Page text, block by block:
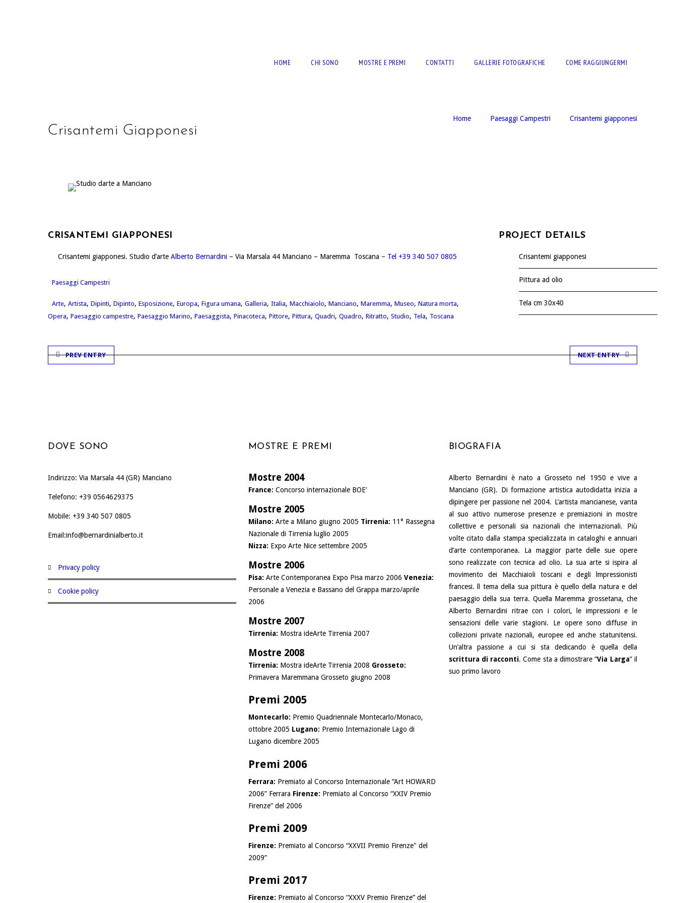
HOME CHI SONO MOSTRE E PREMI CONTATTI GALLERIE FOTOGRAFICHE COME RAGGIUNGERMI
Crisantemi Giapponesi
Home Paesaggi Campestri Crisantemi giapponesi
CRISANTEMI GIAPPONESI
Crisantemi giapponesi. Studio d’arte Alberto Bernardini– Via Marsala 44 Manciano – Maremma Toscana – Tel +39 340 507 0805
Paesaggi Campestri
Arte, Artista, Dipinti, Dipinto, Esposizione, Europa, Figura umana, Galleria, Italia, Macchiaiolo, Manciano, Maremma, Museo, Natura morta,
Opera, Paesaggio campestre, Paesaggio Marino, Paesaggista, Pinacoteca, Pittore, Pittura, Quadri, Quadro, Ritratto, Studio, Tela, Toscana
PROJECT DETAILS
Crisantemi giapponesi
Pittura ad olio
Tela cm 30x40
PREV ENTRY NEXT ENTRY
DOVE SONO
Indirizzo: Via Marsala 44 (GR) Manciano
Telefono: +39 0564629375
Mobile: +39 340 507 0805
Email:info@bernardinialberto.it
privacy policy
cookie policy
MOSTRE E PREMI
Mostre 2004
France: Concorso internazionale BOE’
Mostre 2005
Milano: Arte a Milano giugno 2005 Tirrenia: 11° Rassegna
Nazionale di Tirrenia luglio 2005
Nizza: Expo Arte Nice settembre 2005
Mostre 2006
Pisa: Arte Contemporanea Expo Pisa marzo 2006 Venezia:
Personale a Venezia e Bassano del Grappa marzo/aprile
2006
Mostre 2007
Tirrenia: Mostra ideArte Tirrenia 2007
Mostre 2008
Tirrenia: Mostra ideArte Tirrenia 2008 Grosseto:
Primavera Maremmana Grosseto giugno 2008
Premi 2005
Montecarlo: Premio Quadriennale Montecarlo/Monaco,
ottobre 2005 Lugano: Premio Internazionale Lago di
Lugano dicembre 2005
Premi 2006
Ferrara: Premiato al Concorso Internazionale “Art HOWARD
2006” Ferrara Firenze: Premiato al Concorso “XXIV Premio
Firenze” del 2006
Premi 2009
Firenze: Premiato al Concorso “XXVII Premio Firenze" del
2009”
Premi 2017
Firenze: Premiato al Concorso “XXXV Premio Firenze” del
BIOGRAFIA
Alberto Bernardini è nato a Grosseto nel 1950 e vive a
Manciano (GR). Di formazione artistica autodidatta inizia a
dipingere per passione nel 2004. L’artista mancianese, vanta
al suo attivo numerose presenze e premiazioni in mostre
collettive e personali sia nazionali che internazionali. Più
volte citato dalla stampa specializzata in cataloghi e annuari
d’arte contemporanea. La maggior parte delle sue opere
sono realizzate con tecnica ad olio. La sua arte si ispira al
movimento dei Macchiaioli toscani e degli lmpressionisti
francesi. ll tema della sua pittura è quello della natura e del
paesaggio della sua terra. Quella Maremma grossetana, che
Alberto Bernardini ritrae con i colori, le impressioni e le
sensazioni delle varie stagioni. Le opere sono diffuse in
collezioni private nazionali, europee ed anche statunitensi.
Un’altra passione a cui si sta dedicando è quella della
scrittura di racconti. Come sta a dimostrare “Via Larga” il
suo primo lavoro